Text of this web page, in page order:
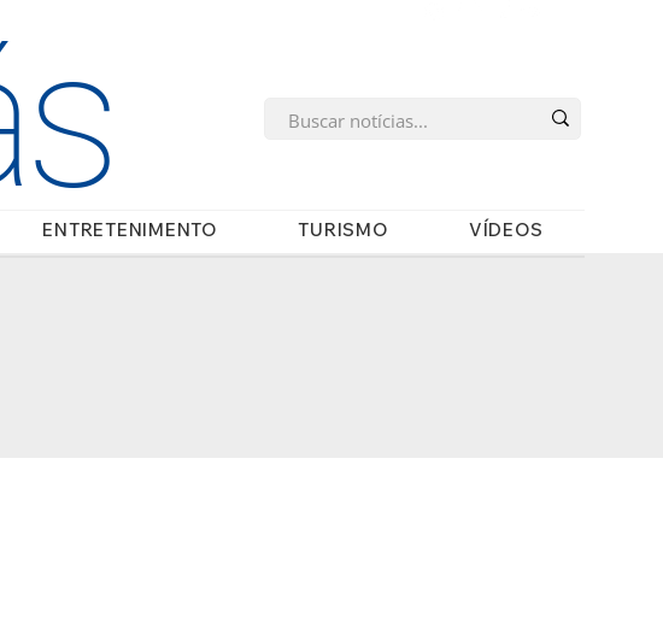
ENTRETENIMENTO TURISMO VÍDEOS